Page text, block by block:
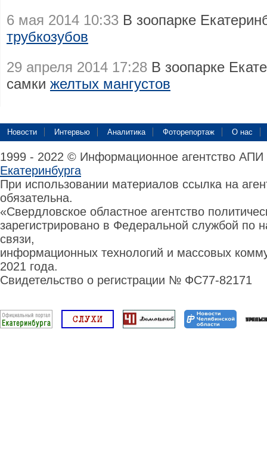
6 мая 2014 10:33 В зоопарке
трубкозубов
29 апреля 2014 17:28 В зоопарке
самки желтых мангустов
Новости Интервью Аналитика Фоторепортаж О нас
1999 - 2022 © Информационное агентство
Екатеринбурга
При использовании материалов ссылка на
обязательна.
«Свердловское областное агентство
зарегистрировано в Федеральной службой по
связи,
информационных технологий и массовых
2021 года.
Свидетельство о регистрации № ФС77-82171